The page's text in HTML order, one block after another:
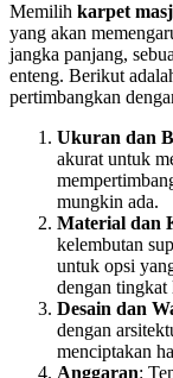
Memilih karpet
yang akan
jangka panjang,
enteng. Berikut
pertimbangkan
Ukuran dan
akurat untuk
mungkin ada.
Material dan
kelembutan
untuk opsi
dengan
Desain dan
dengan
menciptakan
Anggaran: